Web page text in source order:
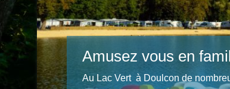
Amusez vous en
Au Lac Vert à Doulcon de